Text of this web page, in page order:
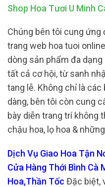
Shop Hoa Tươi U Minh
Chúng bên tôi cung
trang web hoa tuoi
dòng sản phẩm đa
tất cả cơ hội, từ sanh
tang lễ. Không chỉ là
dàng, bên tôi còn cung
bày diễn trang trí không
chậu hoa, lọ hoa &
Dịch Vụ Giao Hoa Tận
Cửa Hàng Thới Bình Cà
Hoa,Thần Tốc Đặc biệt,